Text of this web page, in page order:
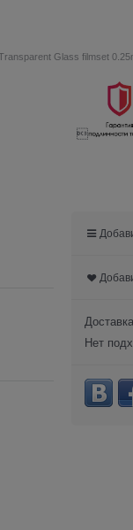
Glass filmset

Нет